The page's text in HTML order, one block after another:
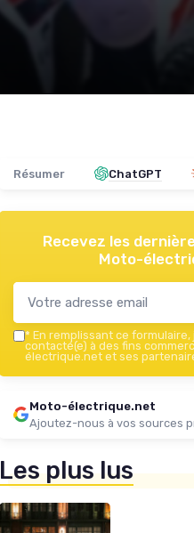
Résumer ChatGPT
Recevez les
Moto-
* En remplissant ce formulaire,
contacté(e) à des fins
électrique.net et ses
Moto-électrique.net
Ajoutez-nous à vos sources
Les plus lus